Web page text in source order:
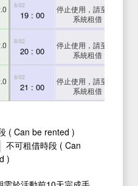
8/02
19 : 00
停止使用，請至2.0
系統租借
8/02
20 : 00
停止使用，請至2.0
系統租借
8/02
21 : 00
停止使用，請至2.0
系統租借
( Can be rented )
不可租借時段 ( Can
)